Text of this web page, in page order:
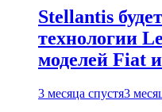
Stellantis
технологии
моделей Fiat
3 месяца спустя3